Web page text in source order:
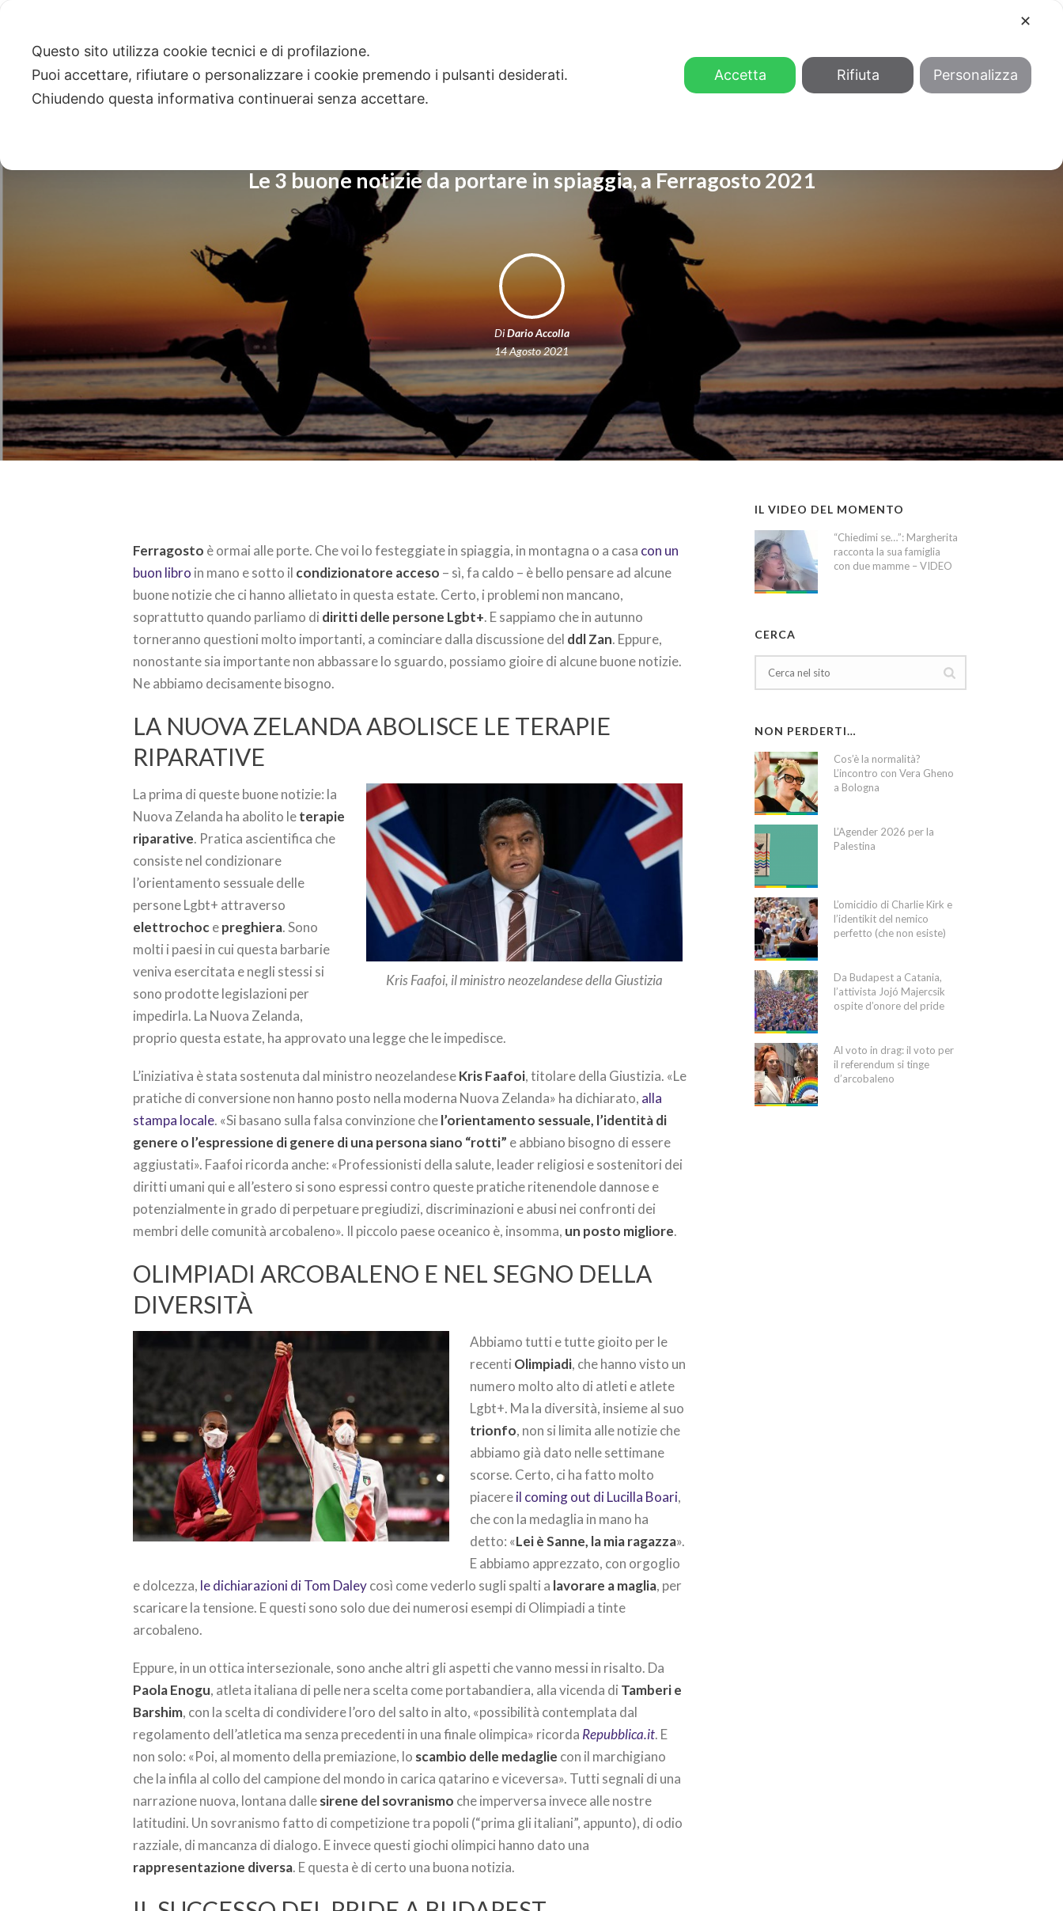
Le 3 buone notizie da portare in spiaggia, a Ferragosto 2021
DiDario Accolla
14 Agosto 2021
Ferragosto è ormai alle porte. Che voi lo festeggiate in spiaggia, in montagna o a casa con un
buon libro in mano e sotto il condizionatore acceso – sì, fa caldo – è bello pensare ad alcune
buone notizie che ci hanno allietato in questa estate. Certo, i problemi non mancano,
soprattutto quando parliamo di diritti delle persone Lgbt+. E sappiamo che in autunno
torneranno questioni molto importanti, a cominciare dalla discussione del ddl Zan. Eppure,
nonostante sia importante non abbassare lo sguardo, possiamo gioire di alcune buone notizie.
Ne abbiamo decisamente bisogno.
LA NUOVA ZELANDA ABOLISCE LE TERAPIE
RIPARATIVE
Kris Faafoi, il ministro neozelandese della Giustizia
La prima di queste buone notizie: la
Nuova Zelanda ha abolito leterapie
riparative. Pratica ascientifica che
consiste nel condizionare
l’orientamento sessuale delle
persone Lgbt+ attraverso
elettrochocepreghiera. Sono
molti i paesi in cui questa barbarie
veniva esercitata e negli stessi si
sono prodotte legislazioni per
impedirla. La Nuova Zelanda,
proprio questa estate, ha approvato una legge che le impedisce.
L’iniziativa è stata sostenuta dal ministro neozelandeseKris Faafoi, titolare della Giustizia. «Le
pratiche di conversione non hanno posto nella moderna Nuova Zelanda» ha dichiarato, alla
stampa locale. «Si basano sulla falsa convinzione chel’orientamento sessuale, l’identità di
genere o l’espressione di genere di una persona siano “rotti” e abbiano bisogno di essere
aggiustati». Faafoi ricorda anche: «Professionisti della salute, leader religiosi e sostenitori dei
diritti umani qui e all’estero si sono espressi contro queste pratiche ritenendole dannose e
potenzialmente in grado di perpetuare pregiudizi, discriminazioni e abusi nei confronti dei
membri delle comunità arcobaleno». Il piccolo paese oceanico è, insomma, un posto migliore.
OLIMPIADI ARCOBALENO E NEL SEGNO DELLA
DIVERSITÀ
Abbiamo tutti e tutte gioito per le
recenti Olimpiadi, che hanno visto un
numero molto alto di atleti e atlete
Lgbt+. Ma la diversità, insieme al suo
trionfo, non si limita alle notizie che
abbiamo già dato nelle settimane
scorse. Certo, ci ha fatto molto
piacereil coming out di Lucilla Boari,
che con la medaglia in mano ha
detto: «Lei è Sanne, la mia ragazza».
E abbiamo apprezzato, con orgoglio
e dolcezza, le dichiarazioni di Tom Daleycosì come vederlo sugli spalti a lavorare a maglia, per
scaricare la tensione. E questi sono solo due dei numerosi esempi di Olimpiadi a tinte
arcobaleno.
Eppure, in un ottica intersezionale, sono anche altri gli aspetti che vanno messi in risalto. Da
Paola Enogu, atleta italiana di pelle nera scelta come portabandiera, alla vicenda di Tamberi e
Barshim, con la scelta di condividere l’oro del salto in alto, «possibilità contemplata dal
regolamento dell’atletica ma senza precedenti in una finale olimpica» ricorda Repubblica.it. E
non solo: «Poi, al momento della premiazione, lo scambio delle medaglie con il marchigiano
che la infila al collo del campione del mondo in carica qatarino e viceversa». Tutti segnali di una
narrazione nuova, lontana dallesirene del sovranismo che imperversa invece alle nostre
latitudini. Un sovranismo fatto di competizione tra popoli (“prima gli italiani”, appunto), di odio
razziale, di mancanza di dialogo. E invece questi giochi olimpici hanno dato una
rappresentazione diversa. E questa è di certo una buona notizia.
IL VIDEO DEL MOMENTO
“Chiedimi se…”: Margherita
racconta la sua famiglia
con due mamme – VIDEO
CERCA
NON PERDERTI…
Cos’è la normalità?
L’incontro con Vera Gheno
a Bologna
L’Agender 2026 per la
Palestina
L’omicidio di Charlie Kirk e
l’identikit del nemico
perfetto (che non esiste)
Da Budapest a Catania,
l’attivista Jojó Majercsik
ospite d’onore del pride
Al voto in drag: il voto per
il referendum si tinge
d’arcobaleno
✕
Questo sito utilizza cookie tecnici e di profilazione.
Puoi accettare, rifiutare o personalizzare i cookie premendo i pulsanti desiderati.
Chiudendo questa informativa continuerai senza accettare.
Accetta Rifiuta Personalizza